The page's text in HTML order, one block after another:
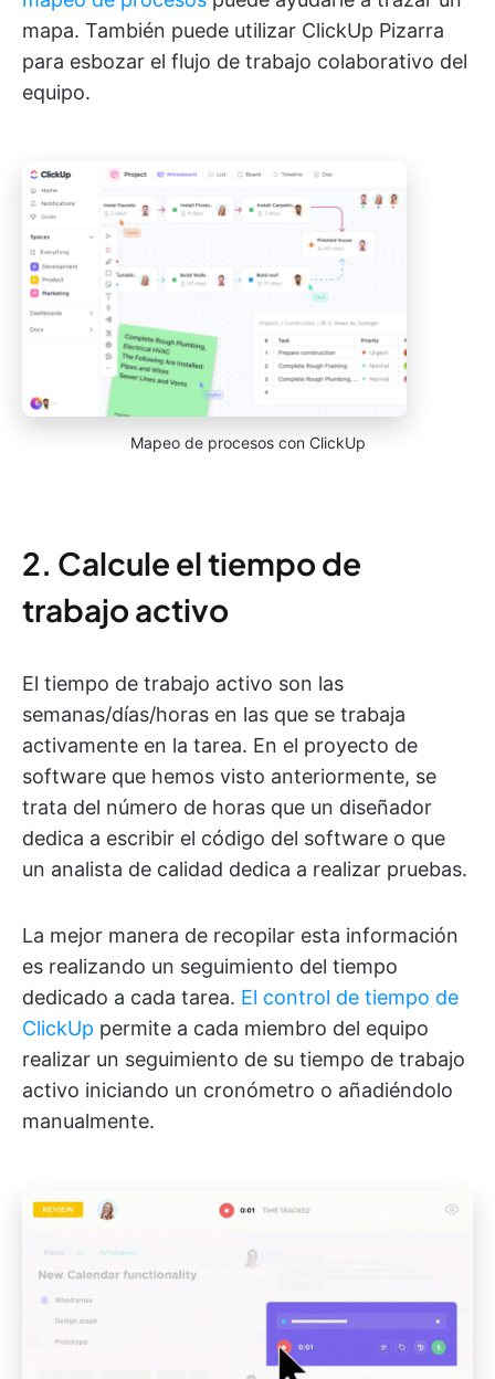
mapa. También puede utilizar ClickUp Pizarra
para esbozar el flujo de trabajo colaborativo del
equipo.
Mapeo de procesos con ClickUp
2. Calcule el tiempo de
trabajo activo
El tiempo de trabajo activo son las
semanas/días/horas en las que se trabaja
activamente en la tarea. En el proyecto de
software que hemos visto anteriormente, se
trata del número de horas que un diseñador
dedica a escribir el código del software o que
un analista de calidad dedica a realizar pruebas.
La mejor manera de recopilar esta información
es realizando un seguimiento del tiempo
dedicado a cada tarea. El control de tiempo de
ClickUp permite a cada miembro del equipo
realizar un seguimiento de su tiempo de trabajo
activo iniciando un cronómetro o añadiéndolo
manualmente.